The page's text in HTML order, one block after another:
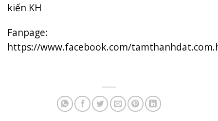
kiến KH
Fanpage:
https://www.facebook.com/